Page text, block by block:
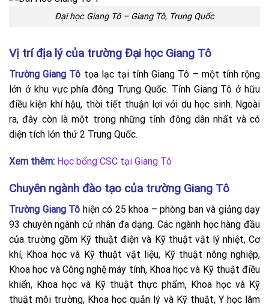
Đại học Giang Tô – Giang Tô, Trung Quốc
Vị trí địa lý của trường Đại học Giang Tô
Trường Giang Tô tọa lạc tại tỉnh Giang Tô – một tỉnh rộng
lớn ở khu vực phía đông Trung Quốc. Tỉnh Giang Tô ở hữu
điều kiện khí hậu, thời tiết thuận lợi với du học sinh. Ngoài
ra, đây còn là một trong những tỉnh đông dân nhất và có
diện tích lớn thứ 2 Trung Quốc.
Xem thêm: Học bổng CSC tại Giang Tô
Chuyên ngành đào tạo của trường Giang Tô
Trường Giang Tô hiện có 25 khoa – phòng ban và giảng dạy
93 chuyên ngành cử nhân đa dạng. Các ngành học hàng đầu
của trường gồm Kỹ thuật điện và Kỹ thuật vật lý nhiệt, Cơ
khí, Khoa học và Kỹ thuật vật liệu, Kỹ thuật nông nghiệp,
Khoa học và Công nghệ máy tính, Khoa học và Kỹ thuật điều
khiển, Khoa học và Kỹ thuật thực phẩm, Khoa học và Kỹ
thuật môi trường, Khoa học quản lý và Kỹ thuật, Y học lâm